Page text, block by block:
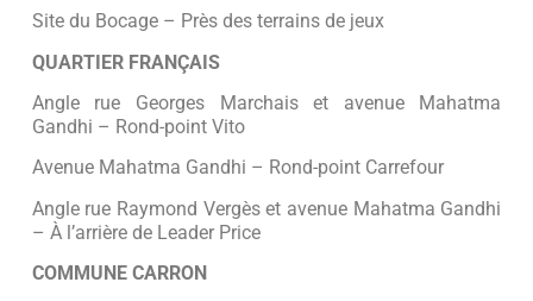
Site du Bocage – Près des terrains de jeux
QUARTIER FRANÇAIS
Angle rue Georges Marchais et avenue Mahatma
Gandhi – Rond-point Vito
Avenue Mahatma Gandhi – Rond-point Carrefour
Angle rue Raymond Vergès et avenue Mahatma Gandhi
– À l’arrière de Leader Price
COMMUNE CARRON